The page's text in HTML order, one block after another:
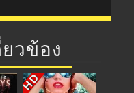
วข้อง
HD